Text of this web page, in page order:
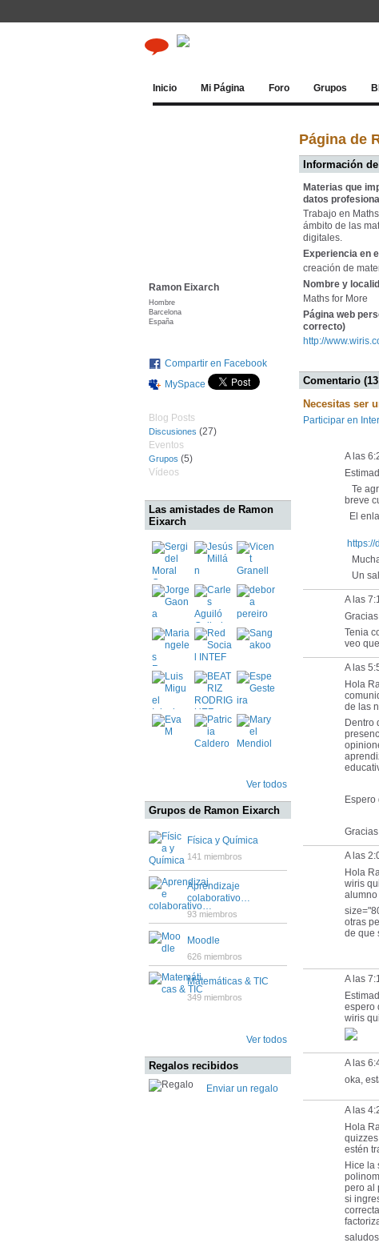
Inicio Mi Página Foro Grupos
Ramon Eixarch
Hombre
Barcelona
España
Compartir en Facebook
MySpace
Blog Posts
Discusiones (27)
Eventos
Grupos (5)
Vídeos
Las amistades de Ramon
Eixarch
Ver todos
Grupos de Ramon Eixarch
Física y Química
141 miembros
Aprendizaje
colaborativo…
93 miembros
Moodle
626 miembros
Matemáticas & TIC
349 miembros
Ver todos
Regalos recibidos
Enviar un regalo
Página de
Información
Materias que
datos
Trabajo en
ámbito de las
digitales.
Experiencia en
creación de
Nombre y
Maths for More
Página web
correcto)
http://
Comentario
Necesitas ser
Participar en
A las
Te
breve
El
Un
A las
Tenia
veo
A las
Hola
de las
Dentro
A las
Hola
wiris
otras
de que
A las
espero
wiris
A las
oka,
A las
Hola
estén
Hice la
pero al
si